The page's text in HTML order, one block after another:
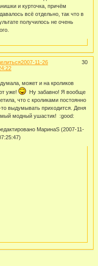
и курточка, причём
всё отдельно, так что в
получилось не очень
30
2007-11-26
может и на кроликов
уже!
Ну забавно! Я вообще
что с кроликами постоянно
то выдумывать приходится. Деня
модный ушастик! :good:
МаринаS (2007-11-